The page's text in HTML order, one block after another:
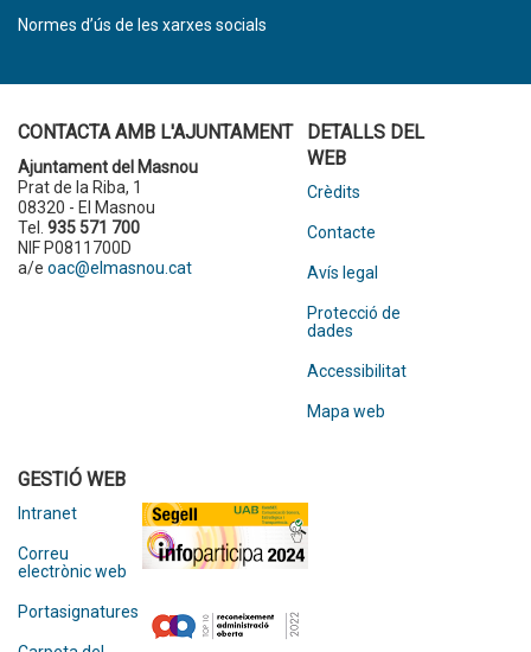
Normes d’ús de les xarxes socials
CONTACTA AMB L'AJUNTAMENT
Ajuntament del Masnou
Prat de la Riba, 1
08320 - El Masnou
Tel. 935 571 700
NIF P0811700D
a/e oac@elmasnou.cat
DETALLS DEL
WEB
Crèdits
Contacte
Avís legal
Protecció de
dades
Accessibilitat
Mapa web
GESTIÓ WEB
Intranet
Correu
electrònic web
Portasignatures